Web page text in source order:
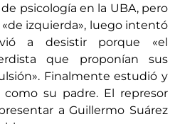
psicología en la UBA, pero
izquierda», luego intentó
a desistir porque «el
que proponían sus
Finalmente estudió y
su padre. El represor
a Guillermo Suárez